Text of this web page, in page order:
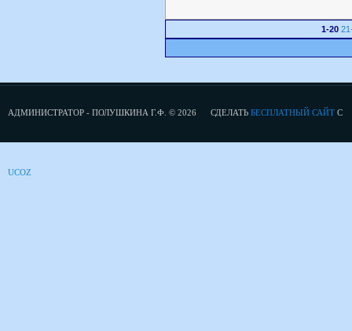
1-20
АДМИНИСТРАТОР - ПОЛУШКИНА Г.Ф. © 2026 СДЕЛАТЬ БЕСПЛАТНЫЙ САЙТ С
UCOZ